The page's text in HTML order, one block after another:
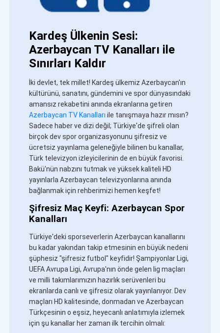
Kardeş Ülkenin Sesi:
Azerbaycan TV Kanalları ile
Sınırları Kaldır
İki devlet, tek millet! Kardeş ülkemiz Azerbaycan'ın
kültürünü, sanatını, gündemini ve spor dünyasındaki
amansız rekabetini anında ekranlarına getiren
Azerbaycan TV Kanalları ile tanışmaya hazır mısın?
Sadece haber ve dizi değil; Türkiye'de şifreli olan
birçok dev spor organizasyonunu şifresiz ve
ücretsiz yayınlama geleneğiyle bilinen bu kanallar,
Türk televizyon izleyicilerinin de en büyük favorisi.
Bakü'nün nabzını tutmak ve yüksek kaliteli HD
yayınlarla Azerbaycan televizyonlarına anında
bağlanmak için rehberimizi hemen keşfet!
Şifresiz Maç Keyfi: Azerbaycan Spor
Kanalları
Türkiye'deki sporseverlerin Azerbaycan kanallarını
bu kadar yakından takip etmesinin en büyük nedeni
şüphesiz "şifresiz futbol" keyfidir! Şampiyonlar Ligi,
UEFA Avrupa Ligi, Avrupa'nın önde gelen lig maçları
ve milli takımlarımızın hazırlık serüvenleri bu
ekranlarda canlı ve şifresiz olarak yayınlanıyor. Dev
maçları HD kalitesinde, donmadan ve Azerbaycan
Türkçesinin o eşsiz, heyecanlı anlatımıyla izlemek
için şu kanallar her zaman ilk tercihin olmalı: